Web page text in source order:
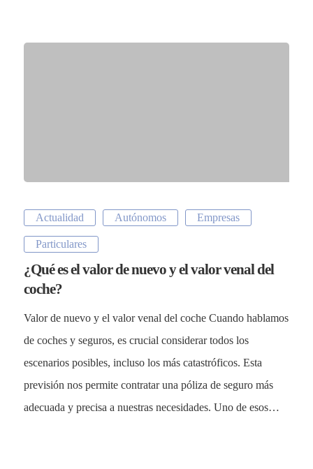
Actualidad Autónomos Empresas
Particulares
¿Qué es el valor de nuevo y el valor venal del
coche?
Valor de nuevo y el valor venal del coche Cuando hablamos
de coches y seguros, es crucial considerar todos los
escenarios posibles, incluso los más catastróficos. Esta
previsión nos permite contratar una póliza de seguro más
adecuada y precisa a nuestras necesidades. Uno de esos…